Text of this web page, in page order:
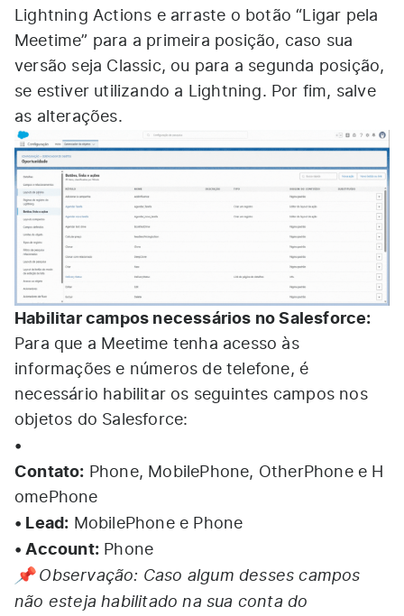
Lightning Actions e arraste o botão “Ligar pela
Meetime” para a primeira posição, caso sua
versão seja Classic, ou para a segunda posição,
se estiver utilizando a Lightning. Por fim, salve
as alterações.
Habilitar campos necessários no Salesforce:
Para que a Meetime tenha acesso às
informações e números de telefone, é
necessário habilitar os seguintes campos nos
objetos do Salesforce:
•
Contato: Phone, MobilePhone, OtherPhone e H
omePhone
• Lead: MobilePhone e Phone
• Account: Phone
📌 Observação: Caso algum desses campos
não esteja habilitado na sua conta do